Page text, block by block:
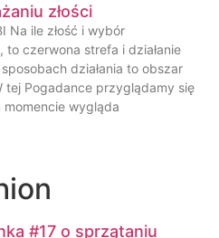
złości
ile złość i wybór
to czerwona strefa i działanie
działania to obszar
tej Pogadance przyglądamy się
wygląda
#17 o sprzątaniu